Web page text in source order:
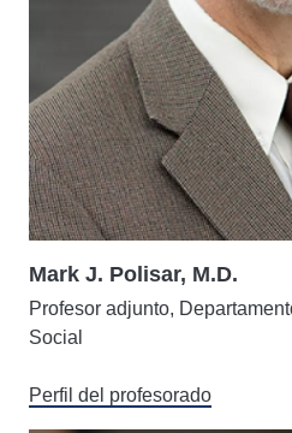
Mark J. Polisar, M.D.
Profesor adjunto,
Social
Perfil del profesorado